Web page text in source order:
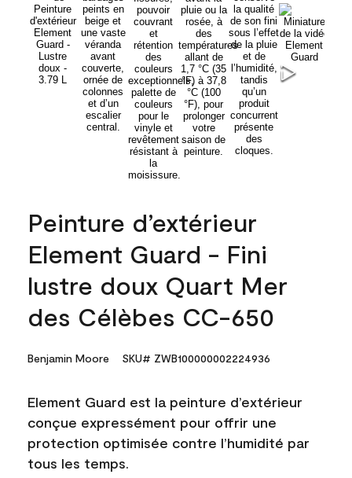
Peinture d’extérieur
Element Guard - Fini
lustre doux Quart Mer
des Célèbes CC-650
Benjamin Moore SKU# ZWB100000002224936
Element Guard est la peinture d’extérieur
conçue expressément pour offrir une
protection optimisée contre l’humidité par
tous les temps.